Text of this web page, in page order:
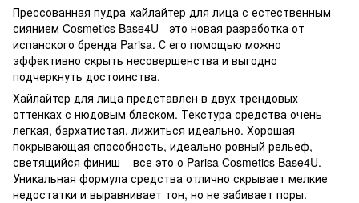
Прессованная пудра-хайлайтер для лица с естественным
сиянием Cosmetics Base4U - это новая разработка от
испанского бренда Parisa. С его помощью можно
эффективно скрыть несовершенства и выгодно
подчеркнуть достоинства.
Хайлайтер для лица представлен в двух трендовых
оттенках с нюдовым блеском. Текстура средства очень
легкая, бархатистая, лижиться идеально. Хорошая
покрывающая способность, идеально ровный рельеф,
светящийся финиш – все это о Parisa Cosmetics Base4U.
Уникальная формула средства отлично скрывает мелкие
недостатки и выравнивает тон, но не забивает поры.